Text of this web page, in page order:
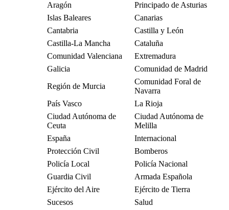
Aragón
Principado de Asturias
Islas Baleares
Canarias
Cantabria
Castilla y León
Castilla-La Mancha
Cataluña
Comunidad Valenciana
Extremadura
Galicia
Comunidad de Madrid
Región de Murcia
Comunidad Foral de
Navarra
País Vasco
La Rioja
Ciudad Autónoma de
Ceuta
Ciudad Autónoma de
Melilla
España
Internacional
Protección Civil
Bomberos
Policía Local
Policía Nacional
Guardia Civil
Armada Española
Ejército del Aire
Ejército de Tierra
Sucesos
Salud